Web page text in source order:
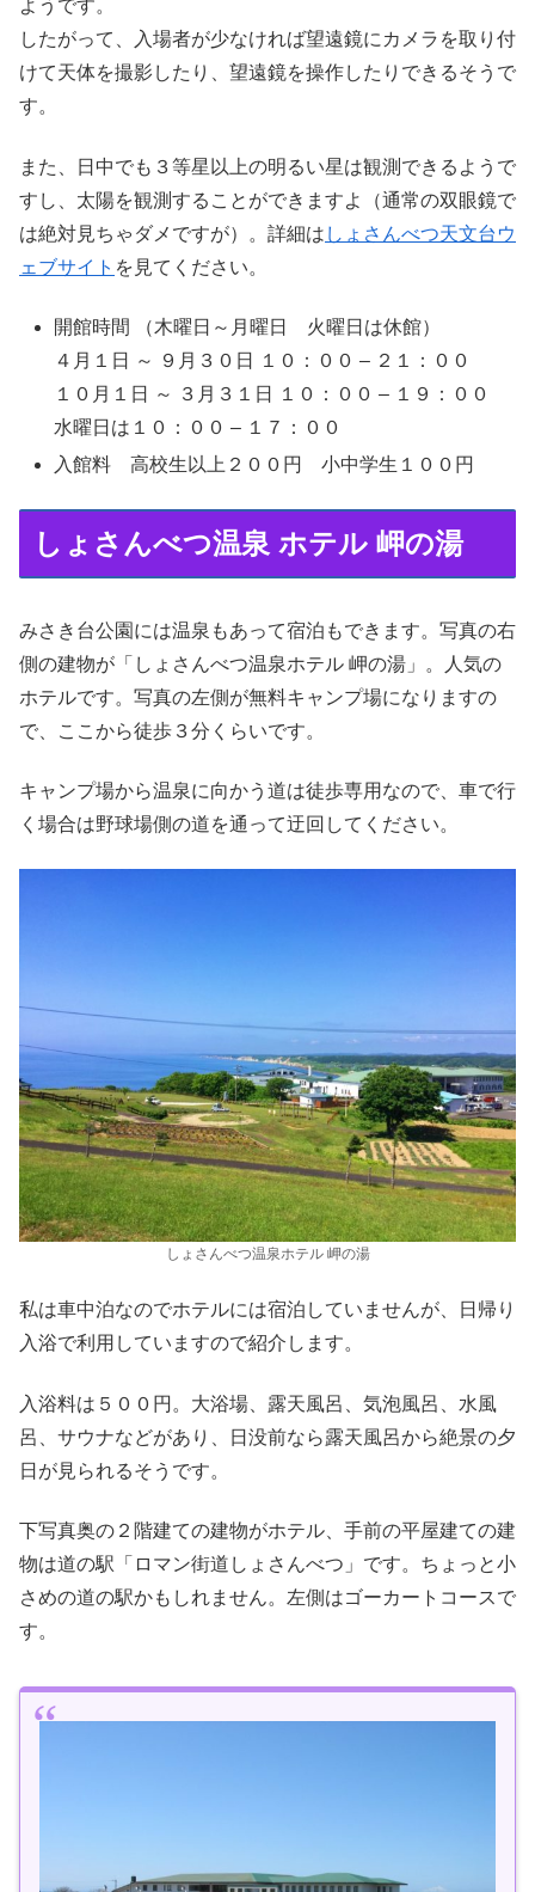
ようです。
したがって、入場者が少なければ望遠鏡にカメラを取り付
けて天体を撮影したり、望遠鏡を操作したりできるそうで
す。
また、日中でも３等星以上の明るい星は観測できるようで
すし、太陽を観測することができますよ（通常の双眼鏡で
は絶対見ちゃダメですが）。詳細は しょさんべつ天文台ウ
ェブサイト を見てください。
開館時間 （木曜日～月曜日 火曜日は休館）
４月１日 ～ ９月３０日 １０：００ – ２１：００
１０月１日 ～ ３月３１日 １０：００ – １９：００
水曜日は１０：００ – １７：００
入館料 高校生以上２００円 小中学生１００円
しょさんべつ温泉 ホテル 岬の湯
みさき台公園には温泉もあって宿泊もできます。写真の右
側の建物が「しょさんべつ温泉ホテル 岬の湯」。人気の
ホテルです。写真の左側が無料キャンプ場になりますの
で、ここから徒歩３分くらいです。
キャンプ場から温泉に向かう道は徒歩専用なので、車で行
く場合は野球場側の道を通って迂回してください。
しょさんべつ温泉ホテル 岬の湯
私は車中泊なのでホテルには宿泊していませんが、日帰り
入浴で利用していますので紹介します。
入浴料は５００円。大浴場、露天風呂、気泡風呂、水風
呂、サウナなどがあり、日没前なら露天風呂から絶景の夕
日が見られるそうです。
下写真奥の２階建ての建物がホテル、手前の平屋建ての建
物は道の駅「ロマン街道しょさんべつ」です。ちょっと小
さめの道の駅かもしれません。左側はゴーカートコースで
す。